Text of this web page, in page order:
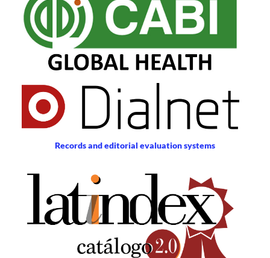
Records and editorial evaluation systems